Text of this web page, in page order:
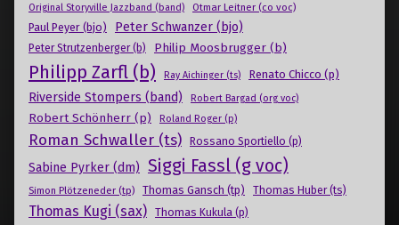
Original Storyville Jazzband (band) Otmar Leitner (co voc)
Paul Peyer (bjo) Peter Schwanzer (bjo)
Peter Strutzenberger (b) Philip Moosbrugger (b)
Philipp Zarfl (b) Ray Aichinger (ts) Renato Chicco (p)
Riverside Stompers (band) Robert Bargad (org voc)
Robert Schönherr (p) Roland Roger (p)
Roman Schwaller (ts) Rossano Sportiello (p)
Sabine Pyrker (dm) Siggi Fassl (g voc)
Simon Plötzeneder (tp) Thomas Gansch (tp) Thomas Huber (ts)
Thomas Kugi (sax) Thomas Kukula (p)